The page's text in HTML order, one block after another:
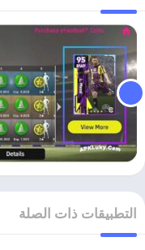
التطبيقات ذات الصلة